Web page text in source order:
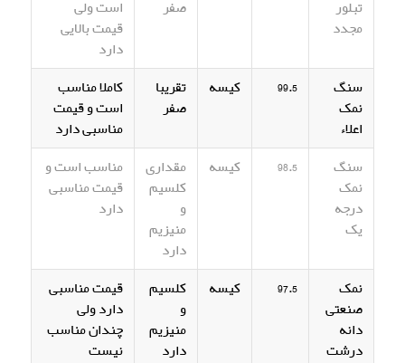
تبلور
مجدد
صفر
است ولی
قیمت بالایی
دارد
سنگ
نمک
اعلاء
99.5 کیسه
تقریبا
صفر
کاملا مناسب
است و قیمت
مناسبی دارد
سنگ
نمک
درجه
یک
98.5 کیسه
مقداری
کلسیم
و
منیزیم
دارد
مناسب است و
قیمت مناسبی
دارد
نمک
صنعتی
دانه
درشت
97.5 کیسه
کلسیم
و
منیزیم
دارد
قیمت مناسبی
دارد ولی
چندان مناسب
نیست